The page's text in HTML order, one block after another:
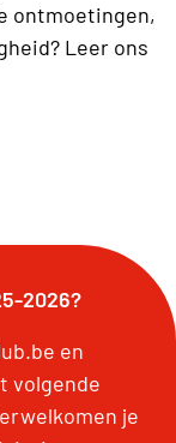
ontmoetingen,
Leer ons
2026?
en
volgende
je